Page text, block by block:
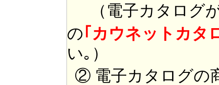
（電子カタログ
の｢カウネットカタ
い｡）
② 電子カタログの